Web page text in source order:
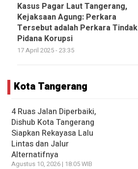
Kasus Pagar Laut Tangerang,
Kejaksaan Agung: Perkara
Tersebut adalah Perkara Tindak
Pidana Korupsi
17 April 2025 - 23:35
Kota Tangerang
4 Ruas Jalan Diperbaiki,
Dishub Kota Tangerang
Siapkan Rekayasa Lalu
Lintas dan Jalur
Alternatifnya
Agustus 10, 2026 | 18:05 WIB